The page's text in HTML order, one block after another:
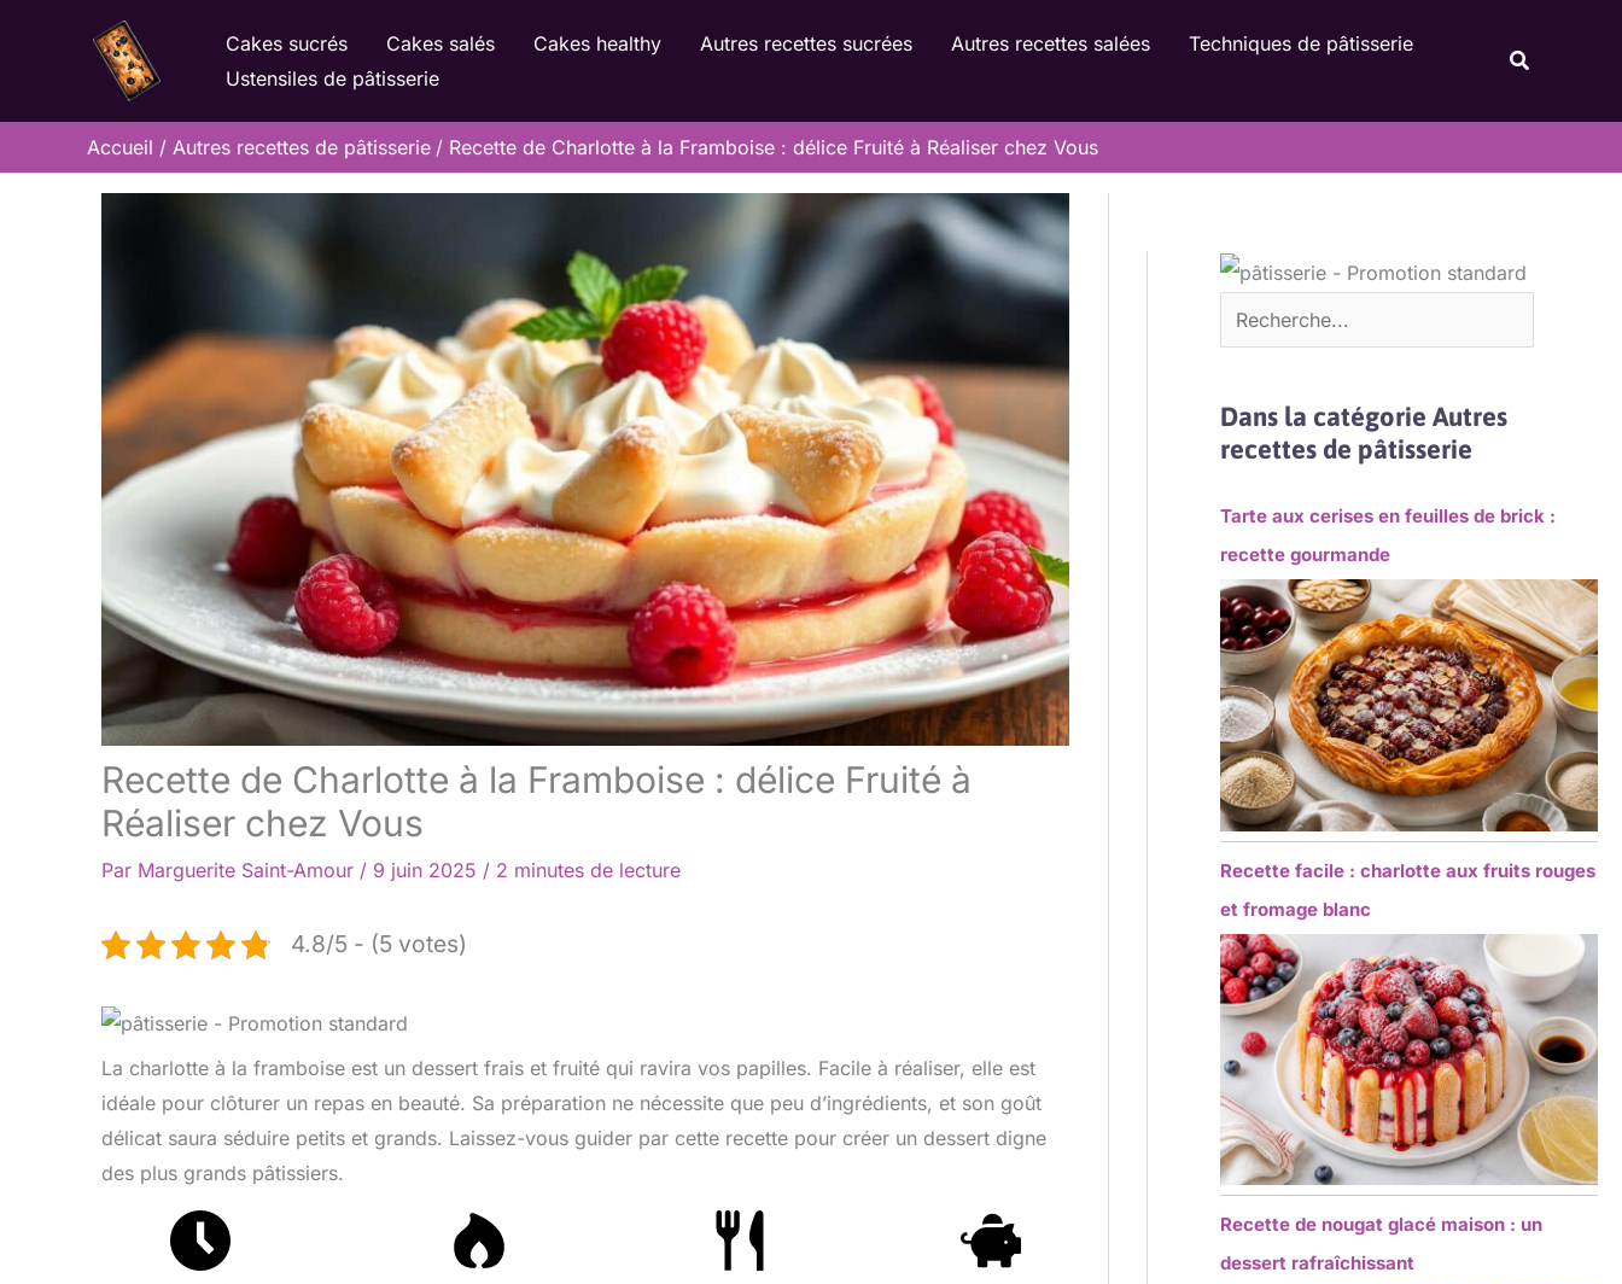
Cakes sucrés Cakes salés Cakes healthy Autres recettes sucrées Autres recettes salées
Techniques de pâtisserie
Ustensiles de pâtisserie
Accueil Autres recettes de pâtisserie Recette de Charlotte à la Framboise : délice Fruité à Réaliser chez Vous
Recette de Charlotte à la Framboise : délice Fruité à
Réaliser chez Vous
Par Marguerite Saint-Amour / 9 juin 2025 / 2 minutes de lecture
4.8/5 - (5 votes)
La charlotte à la framboise est un dessert frais et fruité qui ravira vos papilles. Facile à réaliser, elle est
idéale pour clôturer un repas en beauté. Sa préparation ne nécessite que peu d’ingrédients, et son goût
délicat saura séduire petits et grands. Laissez-vous guider par cette recette pour créer un dessert digne
des plus grands pâtissiers.
Dans la catégorie Autres
recettes de pâtisserie
Tarte aux cerises en feuilles de brick :
recette gourmande
Recette facile : charlotte aux fruits rouges
et fromage blanc
Recette de nougat glacé maison : un
dessert rafraîchissant